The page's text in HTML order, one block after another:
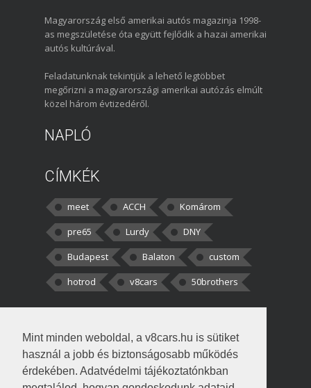
Mint minden weboldal, a v8cars.hu is sütiket
használ a jobb és biztonságosabb működés
érdekében. Adatvédelmi tájékoztatónkban
Magyarország első amerikai autós magazinja 1998-
as megszületése óta együtt fejlődik a hazai amerikai
autós kultúrával.
Feladatunknak tekintjük a lehető legtöbbet
megőrizni a magyarországi amerikai autózás elmúlt
közel három évtizedéről.
NAPLÓ
CÍMKÉK
meet ACCH
Komárom
pre65
Lurdy
DNY
Budapest
Balaton
custom
hotrod
v8cars 50brothers
kortisz:Elszúrtam! Én csak két
darabbaal számoltam. Nem tudtam, hogy fél autót,